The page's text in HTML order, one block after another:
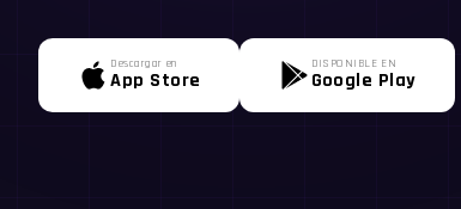
Descargar en
App Store
DISPONIBLE EN
Google Play